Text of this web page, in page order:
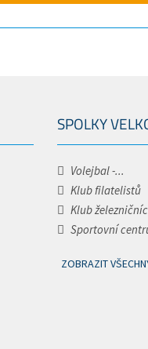
SPOLKY
Volejbal -...
Klub filatelistů
Klub
Sportovní
ZOBRAZIT